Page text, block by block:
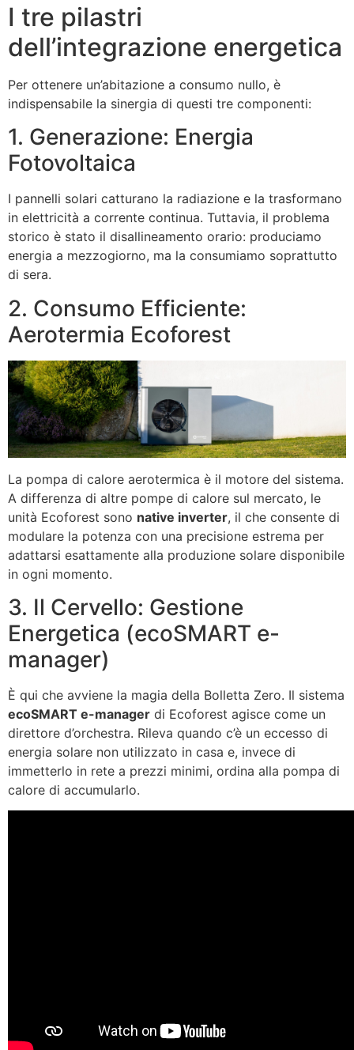
I tre pilastri
dell’integrazione energetica
Per ottenere un’abitazione a consumo nullo, è
indispensabile la sinergia di questi tre componenti:
1. Generazione: Energia
Fotovoltaica
I pannelli solari catturano la radiazione e la trasformano
in elettricità a corrente continua. Tuttavia, il problema
storico è stato il disallineamento orario: produciamo
energia a mezzogiorno, ma la consumiamo soprattutto
di sera.
2. Consumo Efficiente:
Aerotermia Ecoforest
La pompa di calore aerotermica è il motore del sistema.
A differenza di altre pompe di calore sul mercato, le
unità Ecoforest sono native inverter, il che consente di
modulare la potenza con una precisione estrema per
adattarsi esattamente alla produzione solare disponibile
in ogni momento.
3. Il Cervello: Gestione
Energetica (ecoSMART e-
manager)
È qui che avviene la magia della Bolletta Zero. Il sistema
ecoSMART e-manager di Ecoforest agisce come un
direttore d’orchestra. Rileva quando c’è un eccesso di
energia solare non utilizzato in casa e, invece di
immetterlo in rete a prezzi minimi, ordina alla pompa di
calore di accumularlo.